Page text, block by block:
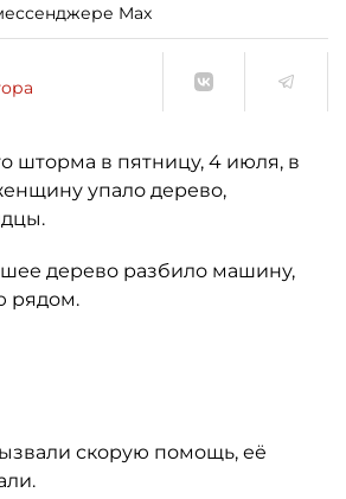
Max
шторма в пятницу, 4 июля, в
упало дерево,
дерево разбило машину,
рядом.
скорую помощь, её